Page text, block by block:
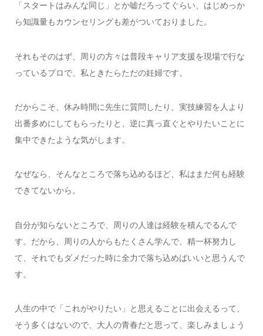
「スタートはみんな同じ」とか嘘だろってぐらい、はじめっか
ら知識量もカウンセリングも差がついておりました。
それもそのはず、周りの方々は普段キャリア支援を現場で行な
っているプロで、私ときたらただの妊婦です。
だからこそ、休み時間に先生に質問したり、実技練習を人より
出番多めにしてもらったりと、逆に真っ直ぐとやりたいことに
集中できたような気がします。
なぜなら、そんなところで落ち込めるほど、私はまだ何も経験
できてないから。
自分が知らないところで、周りの人達は経験を積んでるんで
す。だから、周りの人からもたくさん学んで、精一杯努力し
て、それでもダメだった時に全力で落ち込めばいいと思うんで
す。
人生の中で「これがやりたい」と思えることに出会えるって、
そう多くはないので、大人の青春だと思って、楽しみましょう